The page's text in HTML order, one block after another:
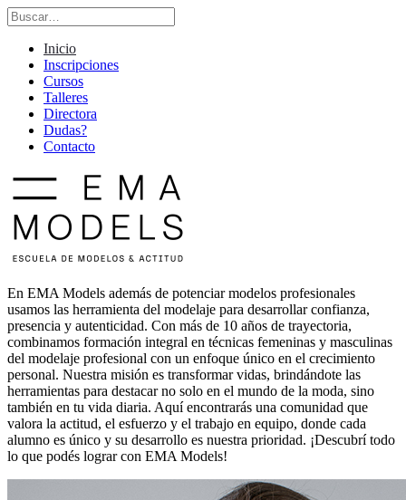
Inicio
Inscripciones
Cursos
Talleres
Directora
Dudas?
Contacto
En EMA Models además de potenciar modelos profesionales
usamos las herramienta del modelaje para desarrollar confianza,
presencia y autenticidad. Con más de 10 años de trayectoria,
combinamos formación integral en técnicas femeninas y masculinas
del modelaje profesional con un enfoque único en el crecimiento
personal. Nuestra misión es transformar vidas, brindándote las
herramientas para destacar no solo en el mundo de la moda, sino
también en tu vida diaria. Aquí encontrarás una comunidad que
valora la actitud, el esfuerzo y el trabajo en equipo, donde cada
alumno es único y su desarrollo es nuestra prioridad. ¡Descubrí todo
lo que podés lograr con EMA Models!